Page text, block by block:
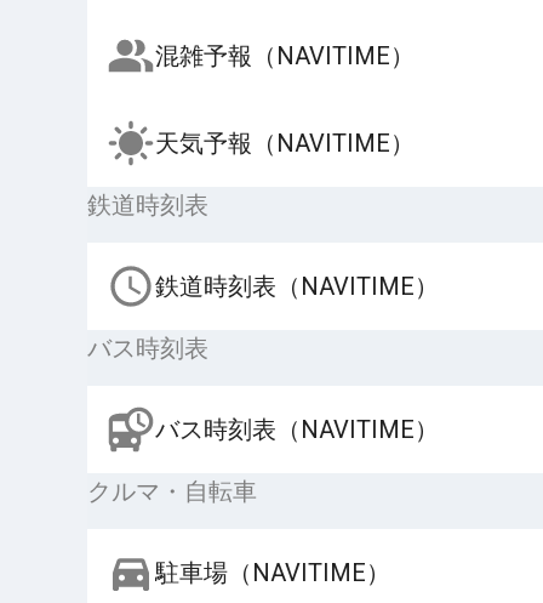
混雑予報（NAVITIME）
天気予報（NAVITIME）
鉄道時刻表
鉄道時刻表（NAVITIME）
バス時刻表
バス時刻表（NAVITIME）
クルマ・自転車
駐車場（NAVITIME）